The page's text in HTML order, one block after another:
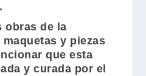
obras de la
y piezas
que esta
y curada por el